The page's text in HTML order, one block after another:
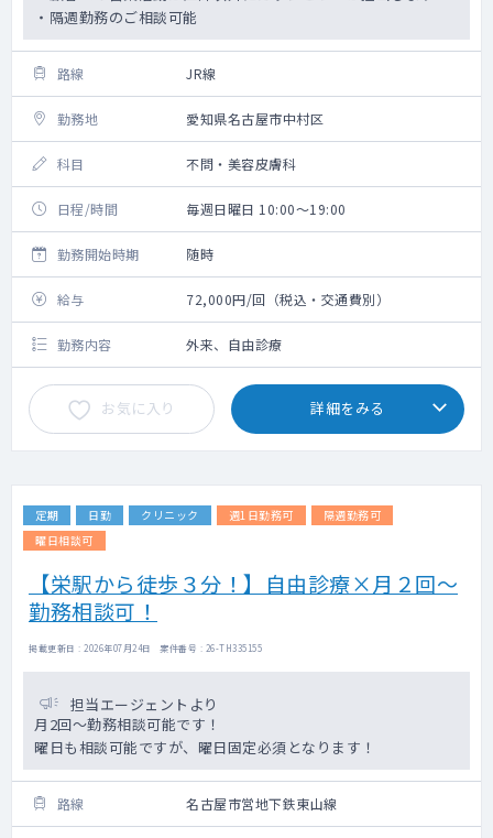
・隔週勤務のご相談可能
路線 JR線
勤務地 愛知県名古屋市中村区
科目 不問・美容皮膚科
日程/時間 毎週日曜日 10:00～19:00
勤務開始時期 随時
給与 72,000円/回（税込・交通費別）
勤務内容 外来、自由診療
お気に入り 詳細をみる
定期 日勤 クリニック 週1日勤務可
隔週勤務可
曜日相談可
【栄駅から徒歩３分！】自由診療×月２回～
勤務相談可！
掲載更新日 : 2026年07月24日 案件番号 : 26-TH335155
担当エージェントより
月2回～勤務相談可能です！
曜日も相談可能ですが、曜日固定必須となります！
路線 名古屋市営地下鉄東山線